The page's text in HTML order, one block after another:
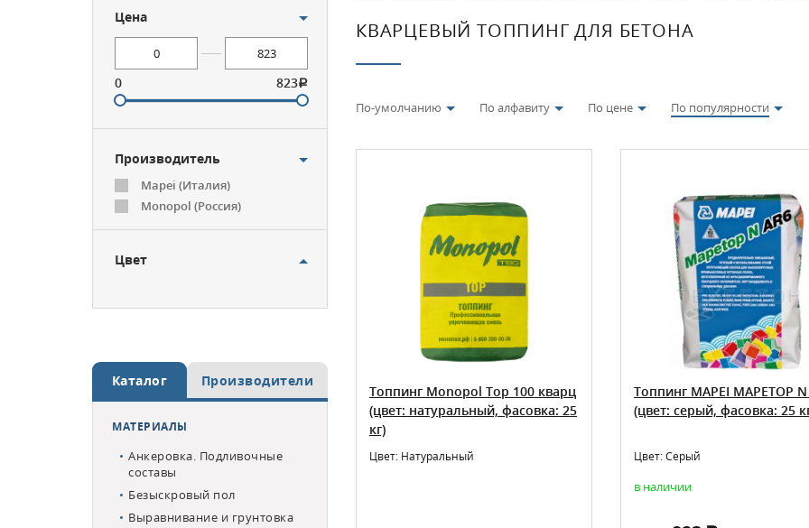
Цена
0 823
Производитель
Mapei (Италия)
Monopol (Россия)
Цвет
Каталог Производители
МАТЕРИАЛЫ
Анкеровка. Подливочные
составы
Безыскровый пол
Выравнивание и грунтовка
КВАРЦЕВЫЙ ТОППИНГ ДЛЯ БЕТОНА
По-умолчанию По алфавиту По цене По популярности
Топпинг Monopol Top 100 кварц
(цвет: натуральный, фасовка: 25
кг)
Цвет: Натуральный
Топпинг MAPEI MAPETOP
(цвет: серый, фасовка: 25
Цвет: Серый
в наличии